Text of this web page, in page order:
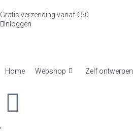
Gratis verzending vanaf €50
Inloggen
Home Webshop Zelf ontwerpen